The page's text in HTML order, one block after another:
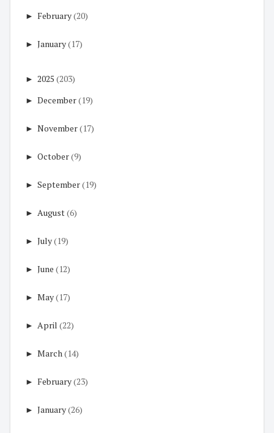
► February(20)
► January(17)
► 2025 (203)
► December(19)
► November(17)
► October(9)
► September(19)
► August(6)
► July(19)
► June (12)
► May(17)
► April (22)
► March(14)
► February(23)
► January(26)